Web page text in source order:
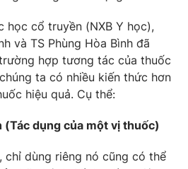
lai
học cổ truyền (NXB Y học),
và TS Phùng Hòa Bình đã
hợp tương tác của thuốc
ta có nhiều kiến thức hơn
hiệu quả. Cụ thể:
dụng của một vị thuốc)
dùng riêng nó cũng có thể